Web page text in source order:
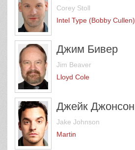
Corey Stoll
Intel Type (Bobby Cullen)
Джим Бивер
Jim Beaver
Lloyd Cole
Джейк Джонсон
Jake Johnson
Martin